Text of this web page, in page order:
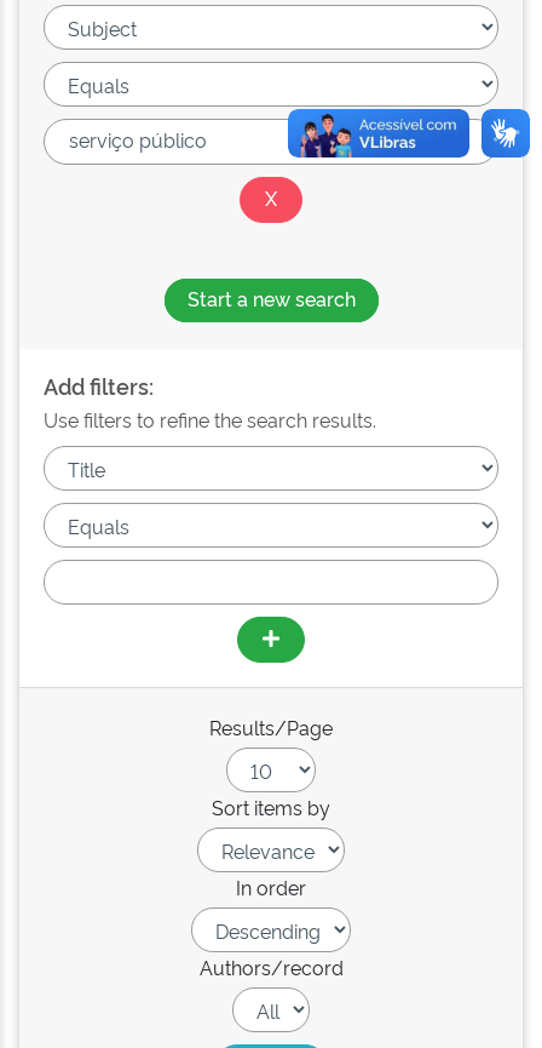
Start a new search
Add filters:
Use filters to refine the search results.
Results/Page
Sort items by
In order
Authors/record